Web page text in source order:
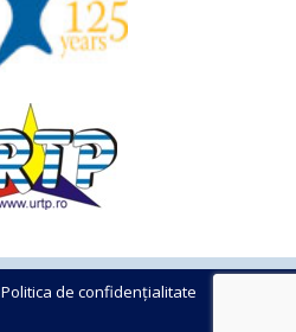
Politica de confidențialitate